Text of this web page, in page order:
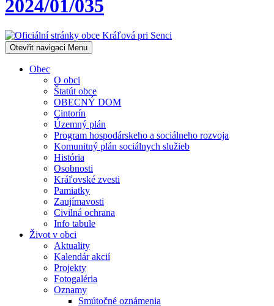
2024/01/035
Otevřit navigaci Menu
Obec
O obci
Štatút obce
OBECNÝ DOM
Cintorín
Územný plán
Program hospodárskeho a sociálneho rozvoja
Komunitný plán sociálnych služieb
História
Osobnosti
Kráľovské zvesti
Pamiatky
Zaujímavosti
Civilná ochrana
Info tabule
Život v obci
Aktuality
Kalendár akcií
Projekty
Fotogaléria
Oznamy
Smútočné oznámenia